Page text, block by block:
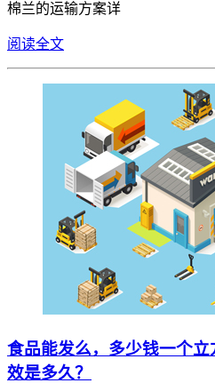
棉兰的运输方案详
阅读全文
食品能发么，多少钱一个
效是多久？